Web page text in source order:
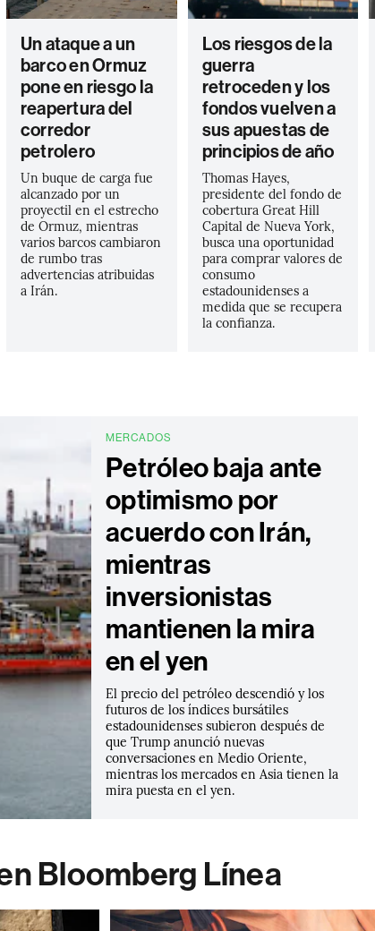
Un ataque a un
barco en Ormuz
pone en riesgo la
reapertura del
corredor
petrolero
Un buque de carga fue
alcanzado por un
proyectil en el estrecho
de Ormuz, mientras
varios barcos cambiaron
de rumbo tras
advertencias atribuidas
a Irán.
Los riesgos de la
guerra
retroceden y los
fondos vuelven a
sus apuestas de
principios de año
Thomas Hayes,
presidente del fondo de
cobertura Great Hill
Capital de Nueva York,
busca una oportunidad
para comprar valores de
consumo
estadounidenses a
medida que se recupera
la confianza.
MERCADOS
Petróleo baja ante
optimismo por
acuerdo con Irán,
mientras
inversionistas
mantienen la mira
en el yen
El precio del petróleo descendió y los
futuros de los índices bursátiles
estadounidenses subieron después de
que Trump anunció nuevas
conversaciones en Medio Oriente,
mientras los mercados en Asia tienen la
mira puesta en el yen.
Bloomberg Línea